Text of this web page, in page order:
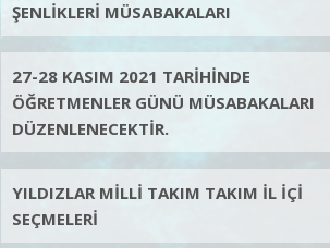
ŞENLİKLERİ MÜSABAKALARI
27-28 KASIM 2021 TARİHİNDE
ÖĞRETMENLER GÜNÜ MÜSABAKALARI
DÜZENLENECEKTİR.
YILDIZLAR MİLLİ TAKIM TAKIM İL İÇİ
SEÇMELERİ